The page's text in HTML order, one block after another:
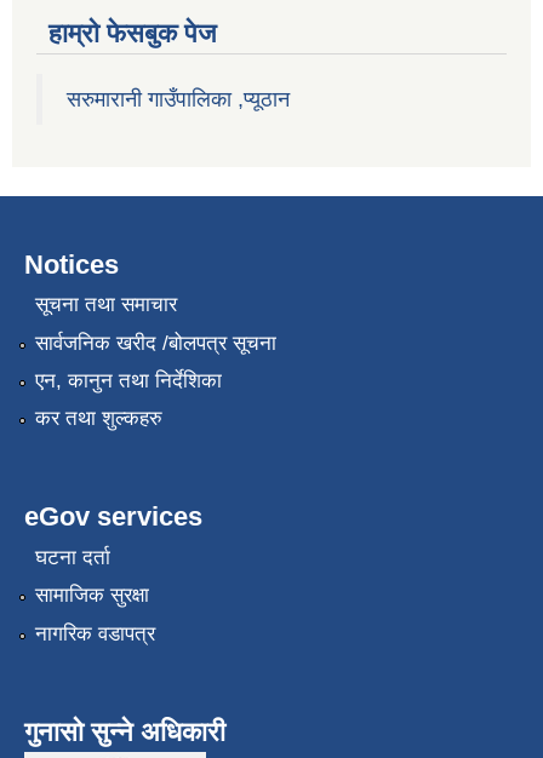
हाम्राे फेसबुक पेज
सरुमारानी गाउँपालिका ,प्यूठान
Notices
सूचना तथा समाचार
सार्वजनिक खरीद /बोलपत्र सूचना
एन, कानुन तथा निर्देशिका
कर तथा शुल्कहरु
eGov services
घटना दर्ता
सामाजिक सुरक्षा
नागरिक वडापत्र
गुनासो सुन्ने अधिकारी